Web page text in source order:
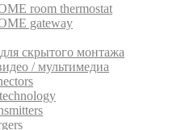
room thermostat
gateway
скрытого монтажа
/ мультимедиа